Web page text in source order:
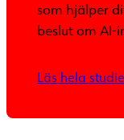
som hjälper
beslut om AI-
Läs hela